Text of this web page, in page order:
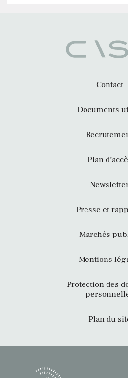
Contact
Documents
Plan
Presse et
Marchés
Mentions
Protection des
Plan du